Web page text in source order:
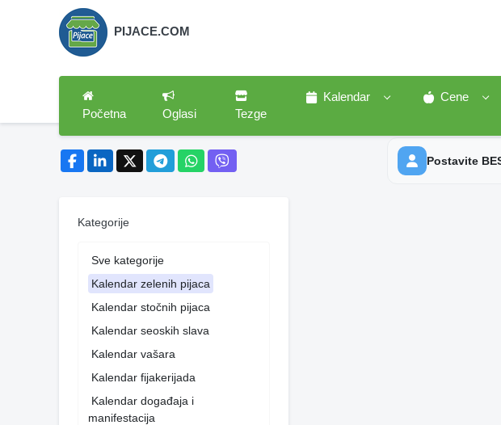
PIJACE.COM
Početna Oglasi Tezge
Kalendar Cene
Postavite
Kategorije
Sve kategorije
Kalendar zelenih pijaca
Kalendar stočnih pijaca
Kalendar seoskih slava
Kalendar vašara
Kalendar fijakerijada
Kalendar događaja i
manifestacija